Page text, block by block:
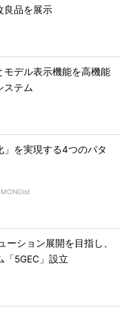
良品を展示
モデル表示機能を高機能
ステム
を実現する4つのパタ
ーション展開を目指し、
「5GEC」設立